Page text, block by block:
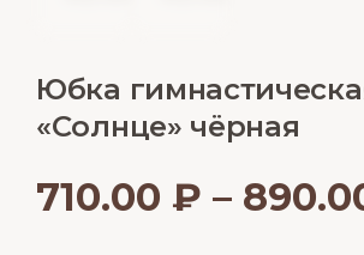
Юбка
«Солнце» чёрная
710.00 ₽ –